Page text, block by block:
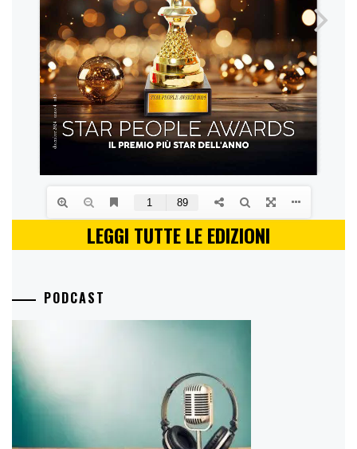
LEGGI TUTTE LE EDIZIONI
PODCAST